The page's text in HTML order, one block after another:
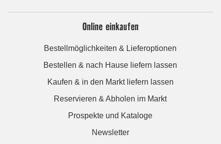
Online einkaufen
Bestellmöglichkeiten & Lieferoptionen
Bestellen & nach Hause liefern lassen
Kaufen & in den Markt liefern lassen
Reservieren & Abholen im Markt
Prospekte und Kataloge
Newsletter